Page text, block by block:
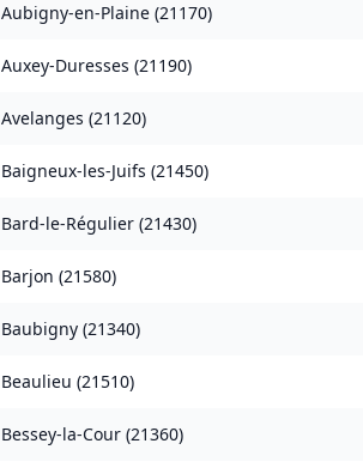
Aubigny-en-Plaine (21170)
Auxey-Duresses (21190)
Avelanges (21120)
Baigneux-les-Juifs (21450)
Bard-le-Régulier (21430)
Barjon (21580)
Baubigny (21340)
Beaulieu (21510)
Bessey-la-Cour (21360)